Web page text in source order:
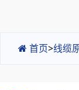
首页>线缆